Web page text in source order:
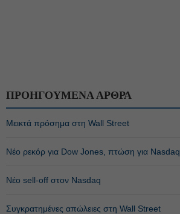
ΠΡΟΗΓΟΥΜΕΝΑ ΑΡΘΡΑ
Μεικτά πρόσημα στη Wall Street
Νέο ρεκόρ για Dow Jones, πτώση για Nasdaq
Nέo sell-off στον Nasdaq
Συγκρατημένες απώλειες στη Wall Street